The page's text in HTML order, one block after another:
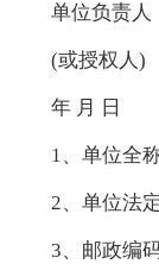
单位负责人
(或授权人)
年 月 日
1、单位全
2、单位法
3、邮政编